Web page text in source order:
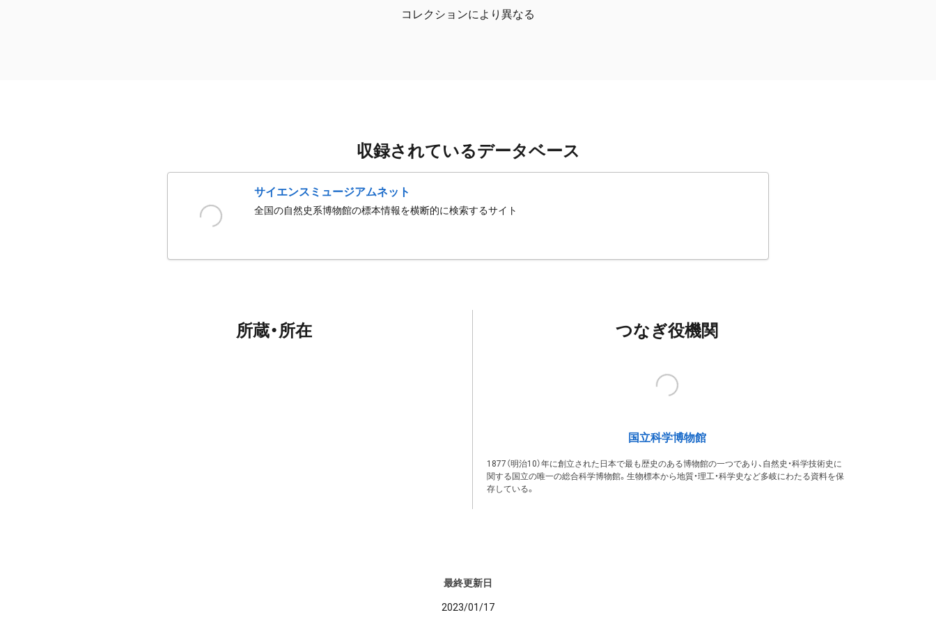
コレクションにより異なる
収録されているデータベース
サイエンスミュージアムネット
全国の自然史系博物館の標本情報を横断的に検索するサイト
所蔵・所在 つなぎ役機関
国立科学博物館
1877（明治10）年に創立された日本で最も歴史のある博物館の一つであり、自然史・科学技術史に
関する国立の唯一の総合科学博物館。生物標本から地質・理工・科学史など多岐にわたる資料を保
存している。
最終更新日
2023/01/17